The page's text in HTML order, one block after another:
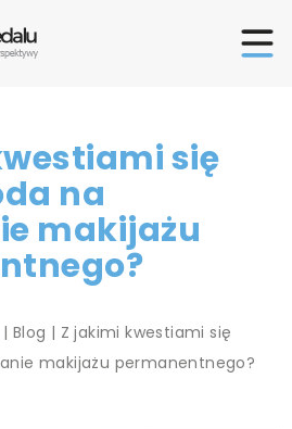
się
na
makijażu
| Blog | Z jakimi kwestiami się
makijażu permanentnego?